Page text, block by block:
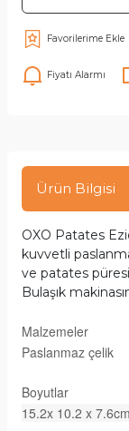
Fiyatı Alarmı
Ürün Bilgisi
OXO Patates
kuvvetli
ve patates
Bulaşık
Malzemeler
Paslanmaz çelik
Boyutlar
15.2x 10.2 x 7.6cm